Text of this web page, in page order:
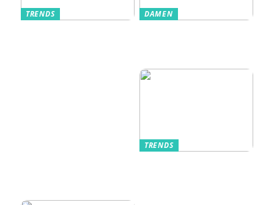
TRENDS DAMEN
TRENDS